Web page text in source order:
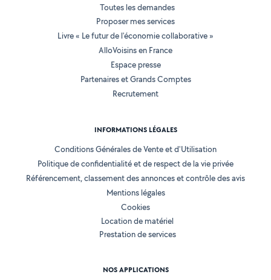
Toutes les demandes
Proposer mes services
Livre « Le futur de l'économie collaborative »
AlloVoisins en France
Espace presse
Partenaires et Grands Comptes
Recrutement
INFORMATIONS LÉGALES
Conditions Générales de Vente et d'Utilisation
Politique de confidentialité et de respect de la vie privée
Référencement, classement des annonces et contrôle des avis
Mentions légales
Cookies
Location de matériel
Prestation de services
NOS APPLICATIONS